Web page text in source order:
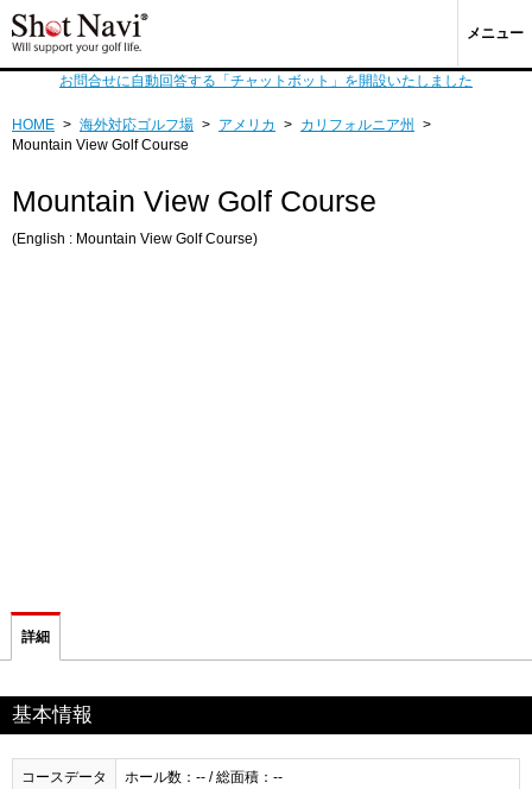
メニュー
お問合せに自動回答する「チャットボット」を開設いたしました
HOME > 海外対応ゴルフ場 > アメリカ > カリフォルニア州
>
Mountain View Golf Course
Mountain View Golf Course
(English : Mountain View Golf Course)
詳細
基本情報
コースデータ ホール数：-- / 総面積：--